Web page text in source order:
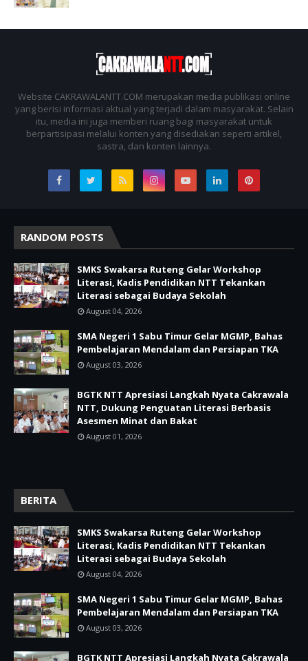
Website CAKRAWALANTT.COM merupakan media publikasi online
yang berisi informasi aktual yang terjadi dalam masyarakat. Selain
itu, media ini juga memberi ruang bagi masyarakat untuk
berpartisipasi melalui konten yang disediakan seperti artikel,
sastra, dan konten lainnya.
RANDOM POSTS
SMKS Swakarsa Ruteng Gelar Workshop
Literasi, Kadis Pendidikan NTT Tekankan
Literasi sebagai Budaya Sekolah
August 04, 2026
SMA Negeri 1 Sabu Timur Gelar MGMP, Bahas
Pembelajaran Mendalam dan Persiapan TKA
August 03, 2026
BGTK NTT Apresiasi Langkah Nyata Cakrawala
NTT, Dukung Penguatan Literasi Berbasis
Asesmen Minat dan Bakat
August 01, 2026
BERITA
SMKS Swakarsa Ruteng Gelar Workshop
Literasi, Kadis Pendidikan NTT Tekankan
Literasi sebagai Budaya Sekolah
August 04, 2026
SMA Negeri 1 Sabu Timur Gelar MGMP, Bahas
Pembelajaran Mendalam dan Persiapan TKA
August 03, 2026
BGTK NTT Apresiasi Langkah Nyata Cakrawala